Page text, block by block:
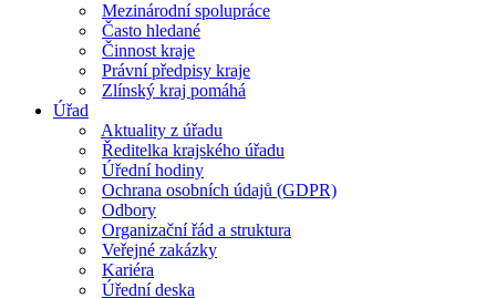
Mezinárodní spolupráce
Často hledané
Činnost kraje
Právní předpisy kraje
Zlínský kraj pomáhá
Úřad
Aktuality z úřadu
Ředitelka krajského úřadu
Úřední hodiny
Ochrana osobních údajů (GDPR)
Odbory
Organizační řád a struktura
Veřejné zakázky
Kariéra
Úřední deska